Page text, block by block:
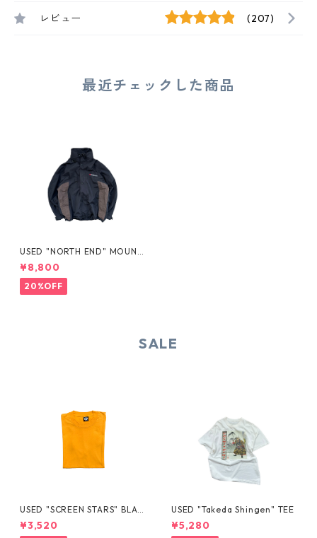
レビュー (207)
最近チェックした商品
USED "NORTH END" MOUNT
AIN JACKET
¥8,800
20%OFF
SALE
USED "SCREEN STARS" BLAN
K TEE
¥3,520
USED "Takeda Shingen" TEE
¥5,280